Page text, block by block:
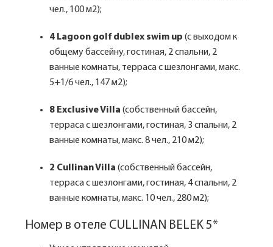
чел., 100 м2);
4 Lagoon golf dublex swim up (с выходом к
общему бассейну, гостиная, 2 спальни, 2
ванные комнаты, терраса с шезлонгами, макс.
5+1/6 чел., 147 м2);
8 Exclusive Villa (собственный бассейн,
терраса с шезлонгами, гостиная, 3 спальни, 2
ванные комнаты, макс. 8 чел., 210 м2);
2 Cullinan Villa (собственный бассейн,
терраса с шезлонгами, гостиная, 4 спальни, 2
ванные комнаты, макс. 10 чел., 280 м2);
Номер в отеле CULLINAN BELEK 5*